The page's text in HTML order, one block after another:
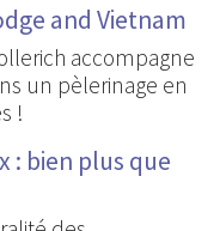
and Vietnam
accompagne
un pèlerinage en
!
: bien plus que